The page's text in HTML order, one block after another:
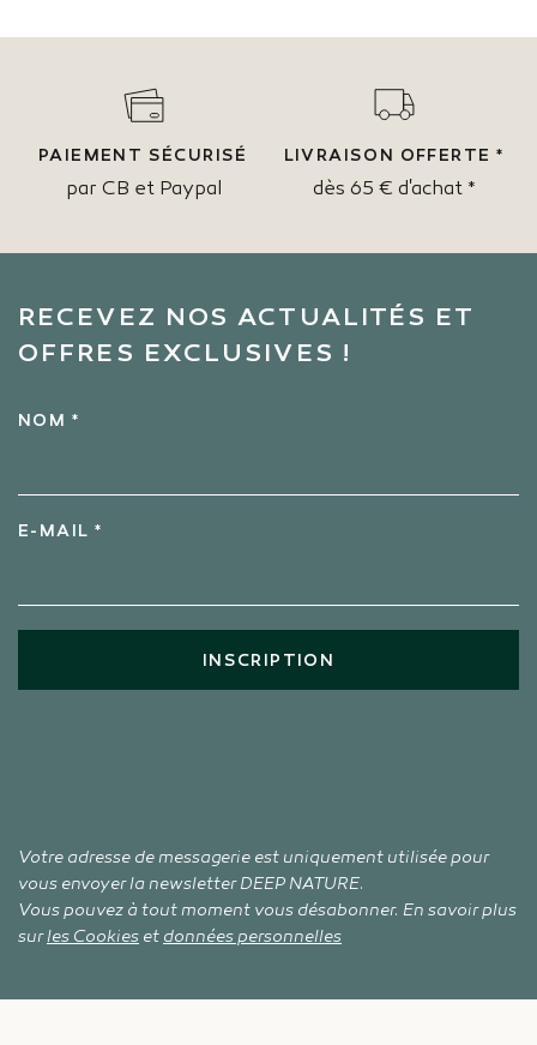
PAIEMENT SÉCURISÉ
par CB et Paypal
LIVRAISON OFFERTE *
dès 65 € d'achat *
RECEVEZ NOS ACTUALITÉS ET
OFFRES EXCLUSIVES !
NOM *
E-MAIL *
INSCRIPTION
Votre adresse de messagerie est uniquement utilisée pour
vous envoyer la newsletter DEEP NATURE.
Vous pouvez à tout moment vous désabonner. En savoir plus
surles Cookies et données personnelles